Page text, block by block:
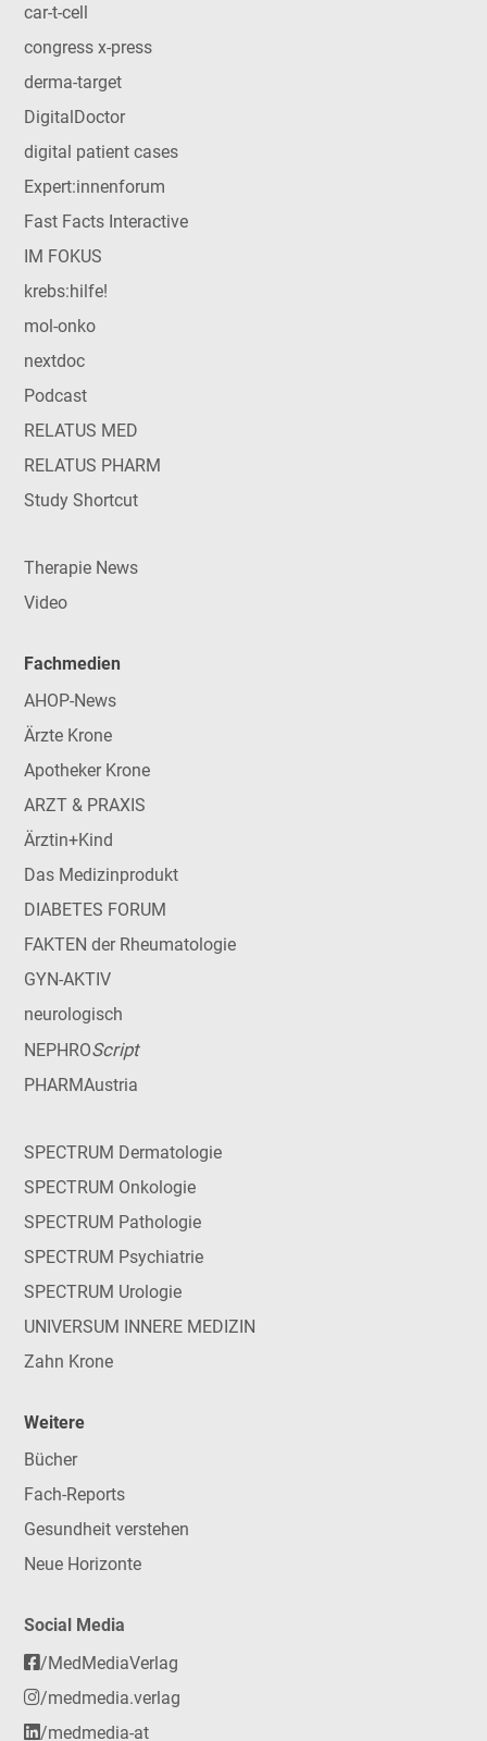
car-t-cell
congress x-press
derma-target
DigitalDoctor
digital patient cases
Expert:innenforum
Fast Facts Interactive
IM FOKUS
krebs:hilfe!
mol-onko
nextdoc
Podcast
RELATUS MED
RELATUS PHARM
Study Shortcut
Therapie News
Video
Fachmedien
AHOP-News
Ärzte Krone
Apotheker Krone
ARZT & PRAXIS
Ärztin+Kind
Das Medizinprodukt
DIABETES FORUM
FAKTEN der Rheumatologie
GYN-AKTIV
neurologisch
NEPHROScript
PHARMAustria
SPECTRUM Dermatologie
SPECTRUM Onkologie
SPECTRUM Pathologie
SPECTRUM Psychiatrie
SPECTRUM Urologie
UNIVERSUM INNERE MEDIZIN
Zahn Krone
Weitere
Bücher
Fach-Reports
Gesundheit verstehen
Neue Horizonte
Social Media
/MedMediaVerlag
/medmedia.verlag
/medmedia-at